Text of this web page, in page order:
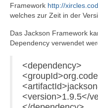
Framework http://
welches zur Zeit in der
Das Jackson Framework
Dependency verwendet
<dependency>
<version>1.9.5</